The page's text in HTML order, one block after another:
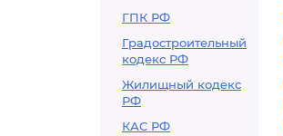
ГПК РФ
Градостроительный
кодекс РФ
Жилищный кодекс
РФ
КАС РФ